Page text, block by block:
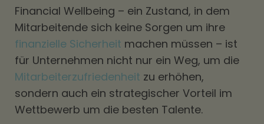
Financial Wellbeing – ein Zustand, in dem
Mitarbeitende sich keine Sorgen um ihre
finanzielle Sicherheit machen müssen – ist
für Unternehmen nicht nur ein Weg, um die
Mitarbeiterzufriedenheit zu erhöhen,
sondern auch ein strategischer Vorteil im
Wettbewerb um die besten Talente.